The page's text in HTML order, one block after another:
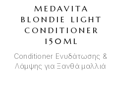
MEDAVITA
BLONDIE LIGHT
CONDITIONER
150ML
Conditioner Ενυδάτωσης &
Λάμψης για Ξανθά μαλλιά